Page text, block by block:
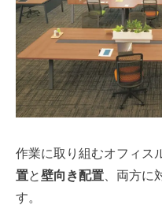
作業に取り組むオフィス
置と壁向き配置 、両方
す。